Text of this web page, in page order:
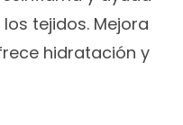
tejidos. Mejora
hidratación y